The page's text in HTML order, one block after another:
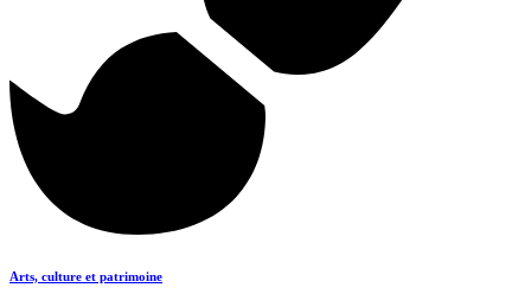
Arts, culture et patrimoine